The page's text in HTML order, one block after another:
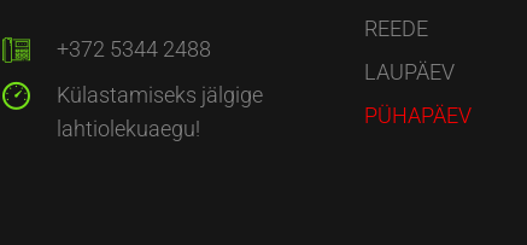
+372 5344 2488
Külastamiseks jälgige
lahtiolekuaegu!
REEDE
LAUPÄEV
PÜHAPÄEV